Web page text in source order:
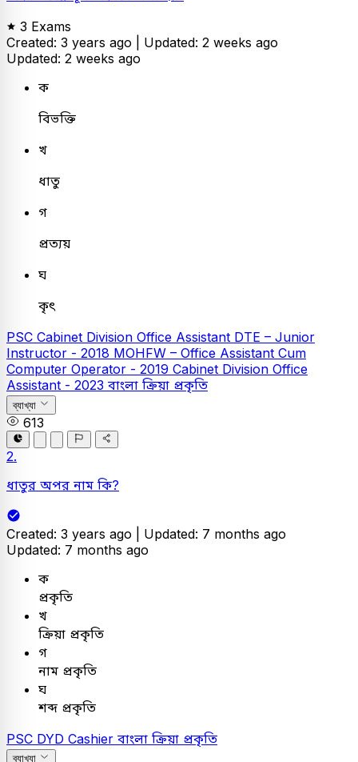
3 Exams
Created: 3 years ago | Updated: 2 weeks ago
Updated: 2 weeks ago
ক
বিভক্তি
খ
ধাতু
গ
প্রত্যয়
ঘ
কৃৎ
PSC Cabinet Division Office Assistant DTE – Junior
Instructor - 2018 MOHFW – Office Assistant Cum
Computer Operator - 2019 Cabinet Division Office
Assistant - 2023 বাংলা ক্রিয়া প্রকৃতি
ব্যাখ্যা
613
2.
ধাতুর অপর নাম কি?
Created: 3 years ago | Updated: 7 months ago
Updated: 7 months ago
ক
প্রকৃতি
খ
ক্রিয়া প্রকৃতি
গ
নাম প্রকৃতি
ঘ
শব্দ প্রকৃতি
PSC DYD Cashier বাংলা ক্রিয়া প্রকৃতি
ব্যাখ্যা